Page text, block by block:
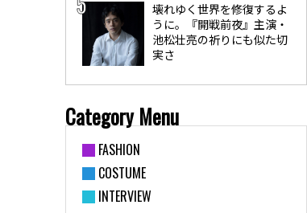
壊れゆく世界を修復するよ
うに。『開戦前夜』主演・
池松壮亮の祈りにも似た切
実さ
Category Menu
FASHION
COSTUME
INTERVIEW